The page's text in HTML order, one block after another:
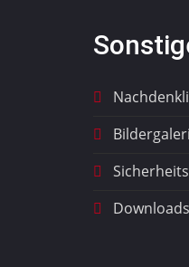
Downloads